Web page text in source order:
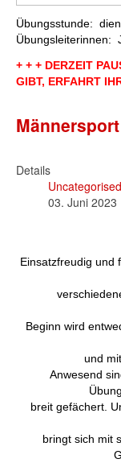
Übungsstunde:
Übungsleiterinnen:
+ + + DERZEIT
GIBT, ERFAHRT
Männersport
Details
Uncategorised
03. Juni 2023
Einsatzfreudig und
Beginn wird
und
Anwesend
breit gefächert.
bringt sich mit